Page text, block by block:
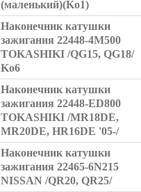
(маленький)(Ko1)
Наконечник катушки
зажигания 22448-4M500
TOKASHIKI /QG15, QG18/
Ko6
Наконечник катушки
зажигания 22448-ED800
TOKASHIKI /MR18DE,
MR20DE, HR16DE '05-/
Наконечник катушки
зажигания 22465-6N215
NISSAN /QR20, QR25/